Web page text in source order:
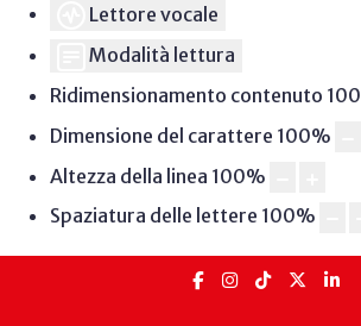
Lettore vocale
Modalità lettura
Ridimensionamento contenuto 100
Dimensione del carattere 100%
Altezza della linea 100%
Spaziatura delle lettere 100%